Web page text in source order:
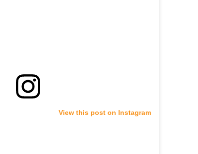
View this post on Instagram